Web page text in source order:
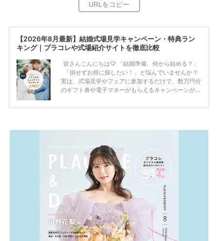
【2026年8月最新】結婚式場見学キャンペーン・特典ラン
キング｜プラコレや式場紹介サイトを徹底比較
皆さんこんにちは♡ 「結婚準備、何から始める？」
「損せずお得に探したい！」と悩んでいませんか？
実は、式場見学やフェアに参加するだけで、数万円分
のギフト券や電子マネーがもらえるキャンペーンがあ
ため、比較せずに選ぶと損をしてしまうことも……。
一番お得？」「プラコレの特典は？」といった疑問も
解決します。 まずは診断で候補を絞れる「ウェディ
ング診断」か、体験型 […]続きを読む